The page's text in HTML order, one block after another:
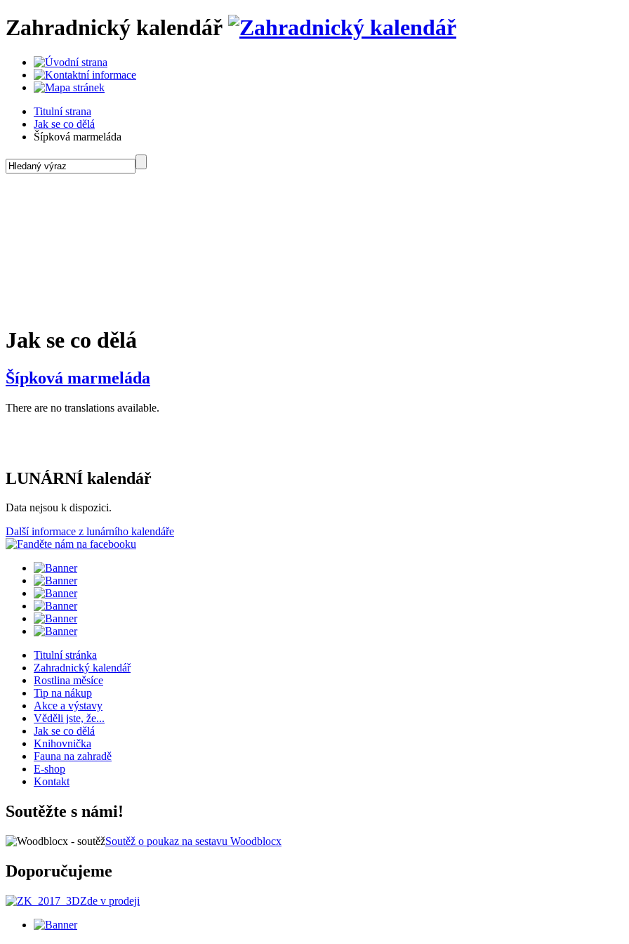
Zahradnický kalendář
Titulní strana
Jak se co dělá
Šípková marmeláda
Jak se co dělá
Šípková marmeláda
There are no translations available.
LUNÁRNÍ kalendář
Data nejsou k dispozici.
Další informace z lunárního kalendáře
Titulní stránka
Zahradnický kalendář
Rostlina měsíce
Tip na nákup
Akce a výstavy
Věděli jste, že...
Jak se co dělá
Knihovnička
Fauna na zahradě
E-shop
Kontakt
Soutěžte s námi!
Soutěž o poukaz na sestavu Woodblocx
Doporučujeme
Zde v prodeji